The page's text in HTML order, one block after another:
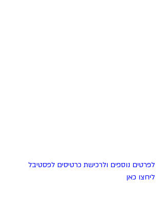
לפרטים נוספים ולרכישת כרטיסים לפסטיבל
ליחצו כאן